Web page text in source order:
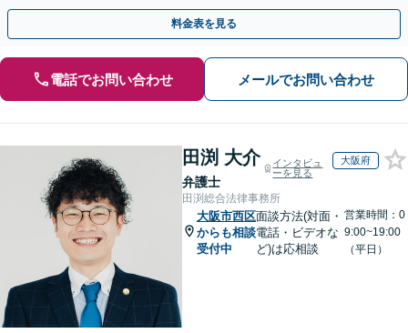
ラブルを解決【肥後橋駅1分】
料金表を見る
電話でお問い合わせ メールでお問い合わせ
田渕 大介
弁護士
インタビュ
ーを見る
大阪府
田渕総合法律事務所
大阪市西区
からも相談
受付中
面談方法(対面・
電話・ビデオな
ど)は応相談
営業時間：0
9:00~19:00
（平日）